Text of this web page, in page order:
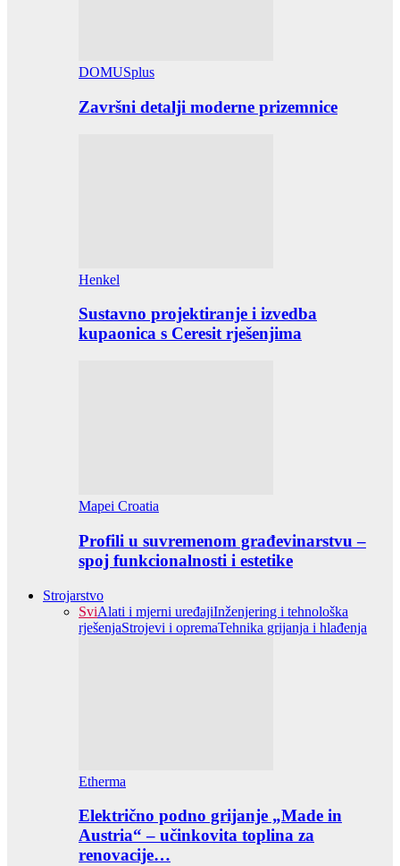
DOMUSplus
Završni detalji moderne prizemnice
Henkel
Sustavno projektiranje i izvedba
kupaonica s Ceresit rješenjima
Mapei Croatia
Profili u suvremenom građevinarstvu –
spoj funkcionalnosti i estetike
Strojarstvo
SviAlati i mjerni uređajiInženjering i tehnološka
rješenjaStrojevi i opremaTehnika grijanja i hlađenja
Etherma
Električno podno grijanje „Made in
Austria“ – učinkovita toplina za
renovacije…